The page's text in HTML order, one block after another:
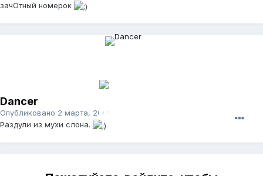
зачОтный номерок
Dancer
Опубликовано 2 марта, 2009
Раздули из мухи слона.